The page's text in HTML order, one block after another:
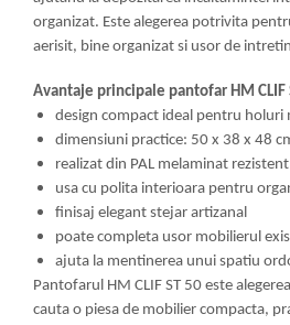
organizat. Este alegerea potrivita
aerisit, bine organizat si usor de
Avantaje principale pantofar HM CLIF
design compact ideal pentru holuri
dimensiuni practice: 50 x 38 x 48
realizat din PAL melaminat rezistent
usa cu polita interioara pentru
finisaj elegant stejar artizanal
poate completa usor mobilierul
ajuta la mentinerea unui spatiu
Pantofarul HM CLIF ST 50 este
cauta o piesa de mobilier compacta,